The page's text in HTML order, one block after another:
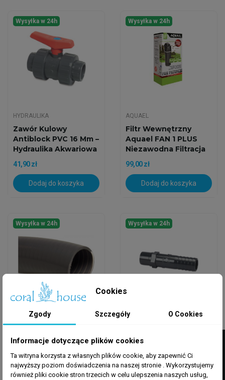
Wysyłka w 24h
HYDRAULIKA
Zawór Kulowy
Antiblock PVC 16 Mm –
Hydraulika Akwariowa
41,90 zł
Dodaj do koszyka
Wysyłka w 24h
AQUAEL
Filtr Wewnętrzny
Aquael FAN 1 PLUS
Niezawodna Filtracja
I...
99,00 zł
Dodaj do koszyka
Wysyłka w 24h
HYDRAULIKA
Flex 34/40 Mm –
Elastyczna Rura...
27,99 zł
Wysyłka w 24h
HYDRAULIKA
16 Mm – Łącznik Do
Węży Akwariowych
5,80 zł
Cookies
Zgody Szczegóły O Cookies
Informacje dotyczące plików cookies
Ta witryna korzysta z własnych plików cookie, aby zapewnić Ci
najwyższy poziom doświadczenia na naszej stronie . Wykorzystujemy
również pliki cookie stron trzecich w celu ulepszenia naszych usług,